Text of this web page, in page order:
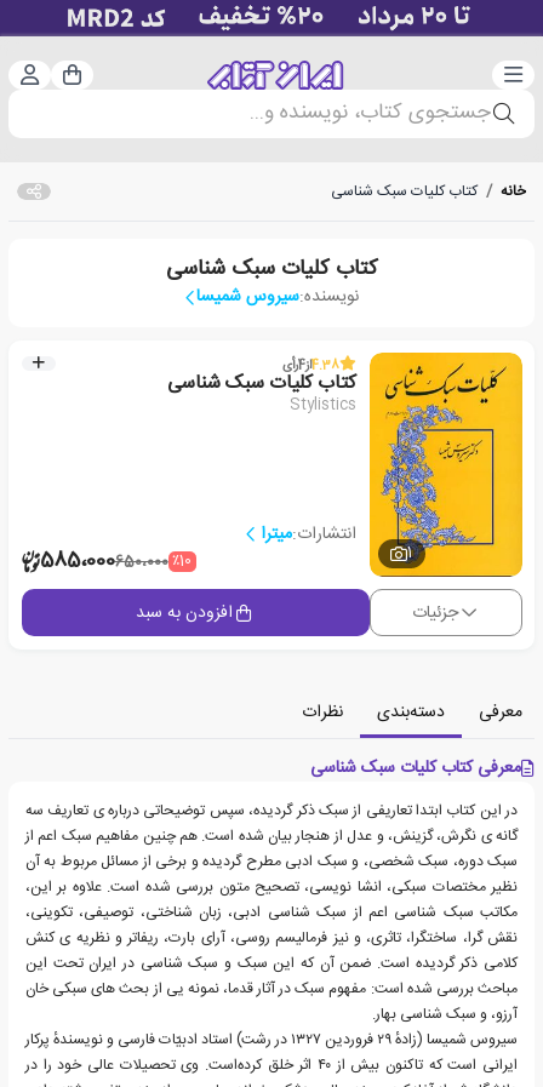
دسته‌بندی سبد
جستجوی کتاب، نویسنده و...
خانه / کتاب کلیات سبک شناسی
کتاب کلیات سبک شناسی
نویسنده:سیروس شمیسا
1
4.38از4رأی
کتاب کلیات سبک شناسی
Stylistics
انتشارات:میترا
٪10650،000585،000
جزئیات افزودن به سبد
معرفی دسته‌بندی
نظرات
معرفی کتاب کلیات سبک شناسی
در این کتاب ابتدا تعاریفی از سبک ذکر گردیده، سپس توضیحاتی درباره ی تعاریف سه
گانه ی نگرش، گزینش، و عدل از هنجار بیان شده است. هم چنین مفاهیم سبک اعم از
سبک دوره، سبک شخصی، و سبک ادبی مطرح گردیده و برخی از مسائل مربوط به آن
نظیر مختصات سبکی، انشا نویسی، تصحیح متون بررسی شده است. علاوه بر این،
مکاتب سبک شناسی اعم از سبک شناسی ادبی، زبان شناختی، توصیفی، تکوینی،
نقش گرا، ساختگرا، تاثری، و نیز فرمالیسم روسی، آرای بارت، ریفاتر و نظریه ی کنش
کلامی ذکر گردیده است. ضمن آن که این سبک و سبک شناسی در ایران تحت این
مباحث بررسی شده است: مفهوم سبک در آثار قدما، نمونه یی از بحث های سبکی خان
آرزو، و سبک شناسی بهار.
سیروس شمیسا (زادهٔ ۲۹ فروردین ۱۳۲۷ در رشت) استاد ادبیّات فارسی و نویسندهٔ پرکار
ایرانی است که تاکنون بیش از ۴۰ اثر خلق کرده‌است. وی تحصیلات عالی خود را در